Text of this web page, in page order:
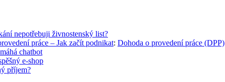
nepotřebuji živnostenský list?
práce – Jak začít podnikat: Dohoda o provedení práce (DPP)
chatbot
e-shop
příjem?